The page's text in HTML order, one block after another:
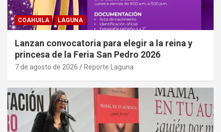
COAHUILA LAGUNA
Lanzan convocatoria para elegir a la reina y
princesa de la Feria San Pedro 2026
7 de agosto de 2026 Reporte Laguna